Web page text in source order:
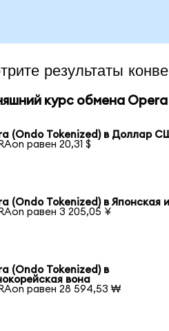
результаты
курс обмена Opera
(Ondo Tokenized) в Доллар
равен 20,31 $
(Ondo Tokenized) в Японская
равен 3 205,05 ¥
(Ondo Tokenized) в
вона
равен 28 594,53 ₩